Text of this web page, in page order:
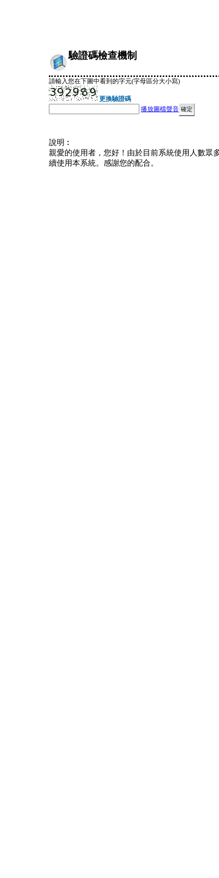
驗證碼檢查機制
請輸入您在下圖中看到的字元(字母區分大小寫)
更換驗證碼
播放圖檔聲音
說明︰
親愛的使用者，您好！由於目前系統使用人數眾
續使用本系統。感謝您的配合。